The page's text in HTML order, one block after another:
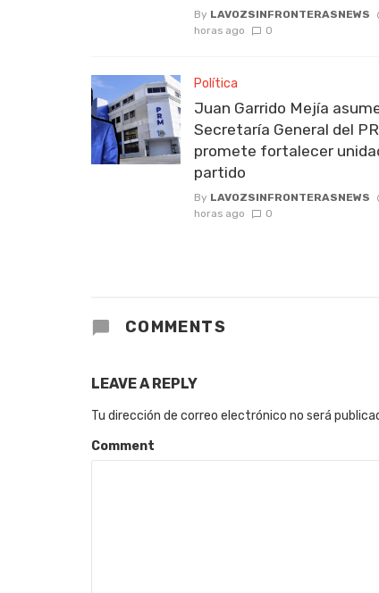
By LAVOZSINFRONTERASNEWS
horas ago
0
Política
Juan Garrido Mejía
Secretaría General del
promete fortalecer
partido
By LAVOZSINFRONTERASNEWS
horas ago
0
COMMENTS
LEAVE A REPLY
Tu dirección de correo electrónico no será
Comment